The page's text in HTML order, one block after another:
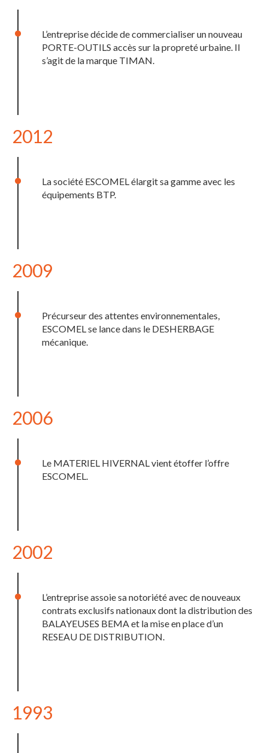
L’entreprise décide de commercialiser un nouveau
PORTE-OUTILS accès sur la propreté urbaine. Il
s’agit de la marque TIMAN.
2012
La société ESCOMEL élargit sa gamme avec les
équipements BTP.
2009
Précurseur des attentes environnementales,
ESCOMEL se lance dans le DESHERBAGE
mécanique.
2006
Le MATERIEL HIVERNAL vient étoffer l’offre
ESCOMEL.
2002
L’entreprise assoie sa notoriété avec de nouveaux
contrats exclusifs nationaux dont la distribution des
BALAYEUSES BEMA et la mise en place d’un
RESEAU DE DISTRIBUTION.
1993